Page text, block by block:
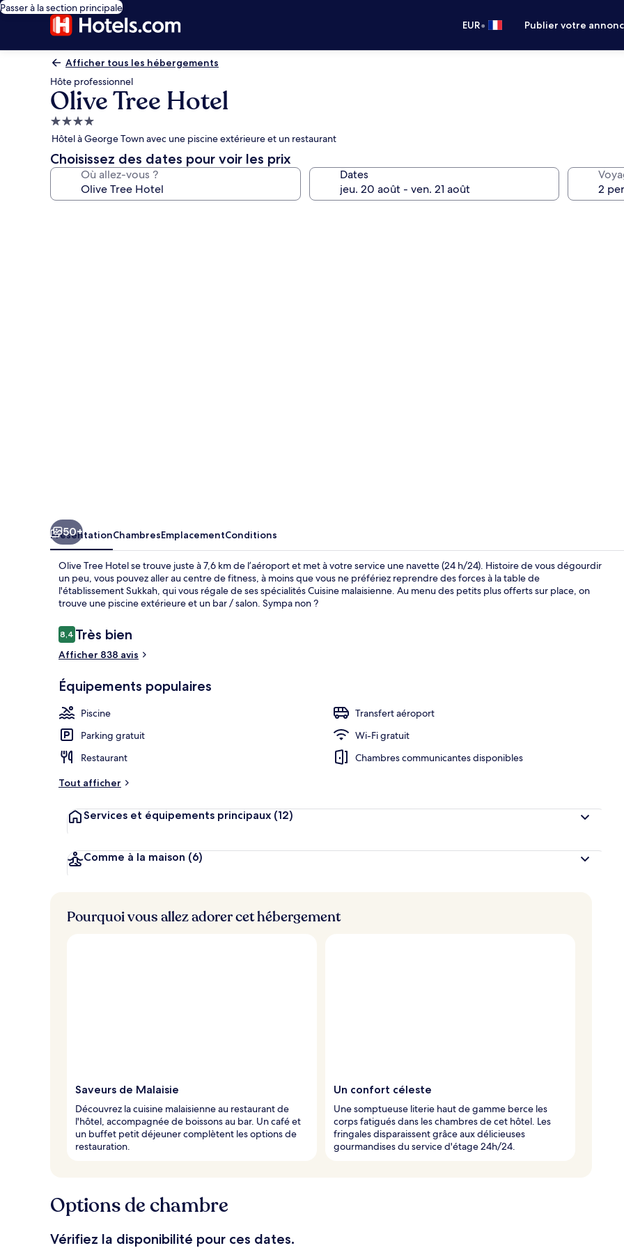
Passer à la section principale
EUR• Publier votre
Afficher tous les hébergements
Hôte professionnel
Olive Tree Hotel
Hébergement
4.0 étoiles
Hôtel à George Town avec une piscine extérieure et un restaurant
Choisissez des dates pour voir les prix
Où allez-vous ? Dates
50+
PrésentationChambresEmplacementConditions
Olive Tree Hotel se trouve juste à 7,6 km de l’aéroport et met à votre service une navette (24 h/24). Histoire de vous dégourdir
un peu, vous pouvez aller au centre de fitness, à moins que vous ne préfériez reprendre des forces à la table de
l'établissement Sukkah, qui vous régale de ses spécialités Cuisine malaisienne. Au menu des petits plus offerts sur place, on
trouve une piscine extérieure et un bar / salon. Sympa non ?
Avis
voyageurs
8,48,4 sur 10
Très bien
Afficher 838 avis
Équipements populaires
Piscine
Transfert aéroport
Parking gratuit
Wi-Fi gratuit
Restaurant
Chambres communicantes disponibles
Tout afficher
Services et équipements principaux (12)
Comme à la maison (6)
Pourquoi vous allez adorer cet hébergement
Saveurs de Malaisie
Découvrez la cuisine malaisienne au restaurant de
l'hôtel, accompagnée de boissons au bar. Un café et
un buffet petit déjeuner complètent les options de
restauration.
Un confort céleste
Une somptueuse literie haut de gamme berce les
corps fatigués dans les chambres de cet hôtel. Les
fringales disparaissent grâce aux délicieuses
gourmandises du service d'étage 24h/24.
Options de chambre
Vérifiez la disponibilité pour ces dates.